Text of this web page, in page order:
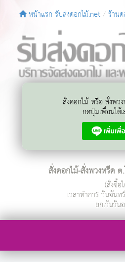
หน้าแรก รับส่งดอกไม้.net ร้าน
สั่งดอกไม้ หรือ สั่งพว
กดปุ่มเพื่อนได้
สั่งดอกไม้-สั่งพวงหรีด
(สั่งซื้
เวลาทำการ วันจันท
ยกเว้นวั